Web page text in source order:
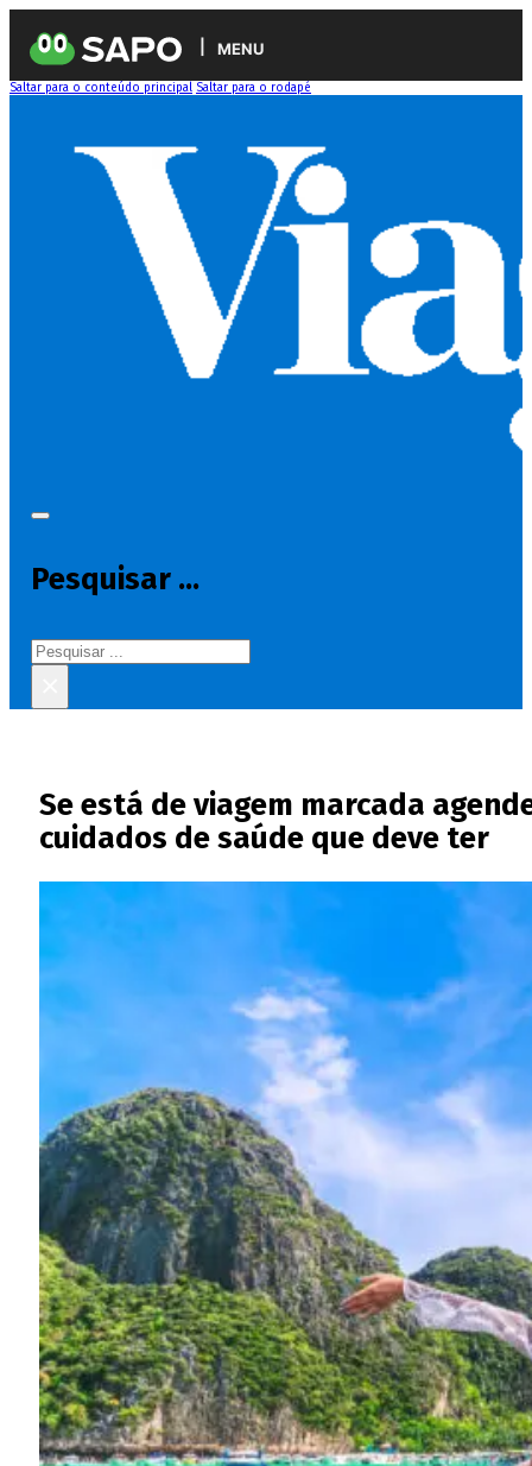
MENU
Saltar para o conteúdo principal Saltar para o rodapé
Pesquisar ...
Pesquisar
Se está de viagem marcada
cuidados de saúde que deve ter